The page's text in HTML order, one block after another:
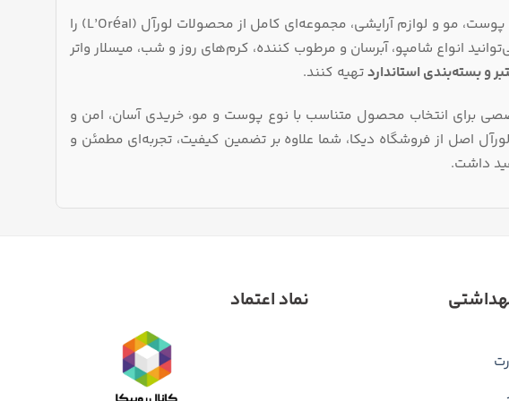
فروشگاه دیکا به‌ عنوان مرجع معتبر عرضه محصولات مراقبت پوست، مو و لوازم آرایشی، مجموعه‌ای کامل از محصولات لورآل (L’Oréal) را
انواع شامپو، آبرسان و مرطوب‌ کننده، کرم‌های روز و شب، میسلار واتر
و بسته‌بندی استانداردتهیه کنند.
برای انتخاب محصول متناسب با نوع پوست و مو، خریدی آسان، امن و
اصل از فروشگاه دیکا، شما علاوه بر تضمین کیفیت، تجربه‌ای مطمئن و
داشت.
نماد اعتماد